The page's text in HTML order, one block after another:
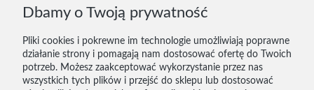
DOSTAWA I PŁATNOŚĆ
KONTAKT
REGULAMIN
Dbamy o Twoją prywatność
Pliki cookies i pokrewne im technologie umożliwiają poprawne
działanie strony i pomagają nam dostosować ofertę do Twoich
potrzeb. Możesz zaakceptować wykorzystanie przez nas
wszystkich tych plików i przejść do sklepu lub dostosować